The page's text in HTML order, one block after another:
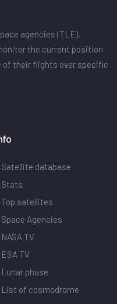
agencies (TLE),
the current position
of their flights over specific
Satellite database
Stats
Top satellites
Space Agencies
NASA TV
ESA TV
Lunar phase
List of cosmodrome